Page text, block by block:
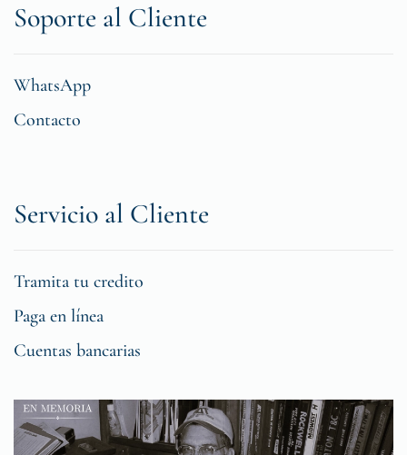
Soporte al Cliente
WhatsApp
Contacto
Servicio al Cliente
Tramita tu credito
Paga en línea
Cuentas bancarias